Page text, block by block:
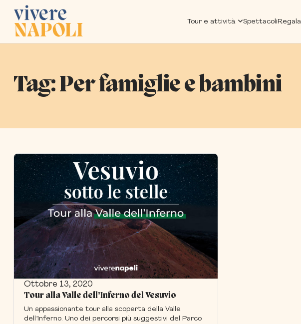
Tour e attività SpettacoliRegala
Tag:Per famiglie e bambini
Ottobre 13, 2020
Tour alla Valle dell’Inferno del Vesuvio
Un appassionante tour alla scoperta della Valle
dell’Inferno. Uno dei percorsi più suggestivi del Parco